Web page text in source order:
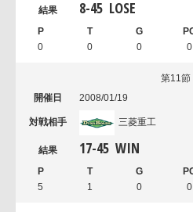
8-45 LOSE
0 0 0 0
第11節
2008/01/19
三菱重工
17-45 WIN
5 1 0 0